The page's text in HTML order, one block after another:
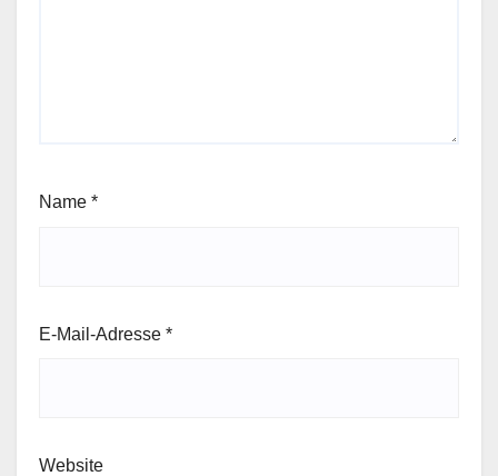
Name *
E-Mail-Adresse *
Website